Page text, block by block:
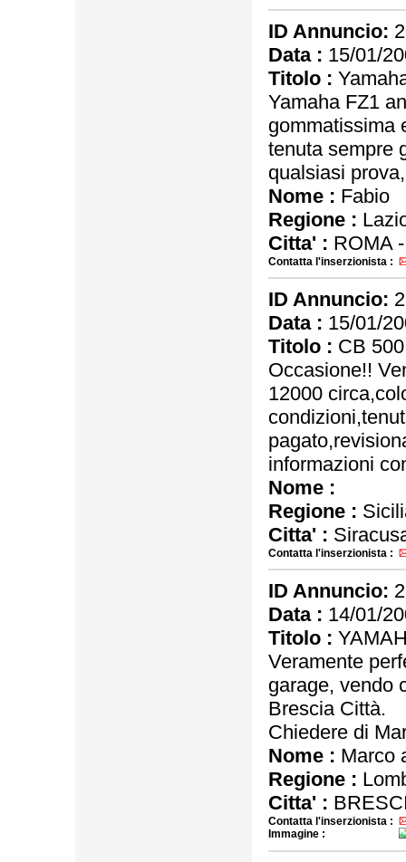
ID Annuncio:
Data : 15/01/
Titolo :
Yamaha FZ1
gommatissima
tenuta sempre
qualsiasi
Nome : Fabio
Regione :
Citta' : ROMA
Contatta l'inserzionista :
ID Annuncio:
Data : 15/01/
Titolo : CB
Occasione!!
12000
informazioni
Nome :
Regione :
Citta' :
Contatta l'inserzionista :
ID Annuncio:
Data : 14/01/
Titolo :
Veramente
garage, vendo
Brescia Città.
Chiedere di
Nome : Marco
Regione :
Citta' :
Contatta l'inserzionista :
Immagine :